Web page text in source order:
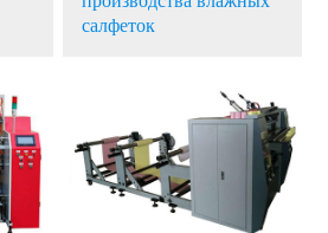
салфеток